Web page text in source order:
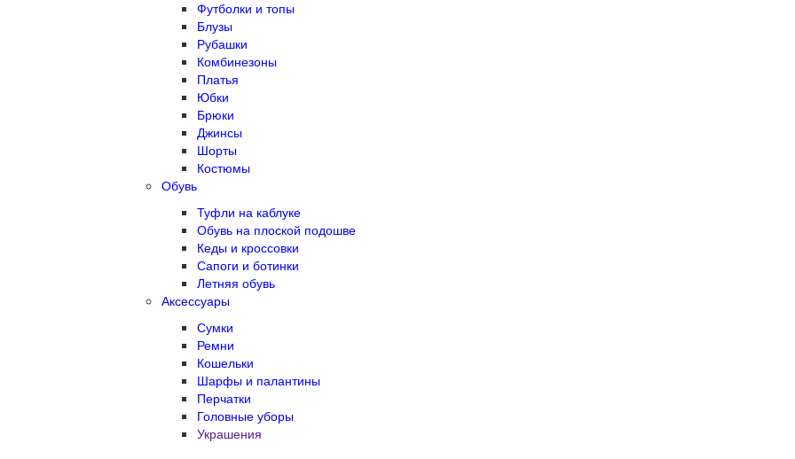
Футболки и топы
Блузы
Рубашки
Комбинезоны
Платья
Юбки
Брюки
Джинсы
Шорты
Костюмы
Обувь
Туфли на каблуке
Обувь на плоской подошве
Кеды и кроссовки
Сапоги и ботинки
Летняя обувь
Аксессуары
Сумки
Ремни
Кошельки
Шарфы и палантины
Перчатки
Головные уборы
Украшения